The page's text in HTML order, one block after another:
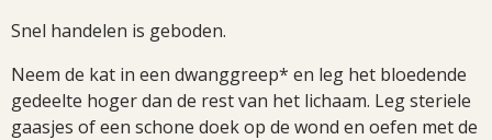
Snel handelen is geboden.
Neem de kat in een dwanggreep* en leg het bloedende
gedeelte hoger dan de rest van het lichaam. Leg steriele
gaasjes of een schone doek op de wond en oefen met de